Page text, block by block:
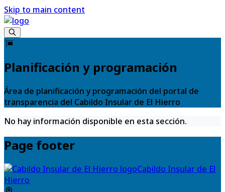
Skip to main content
Planificación y programación
Área de planificación y programación del portal de
transparencia del Cabildo Insular de El Hierro
No hay información disponible en esta sección.
Page footer
Cabildo Insular de El
Hierro